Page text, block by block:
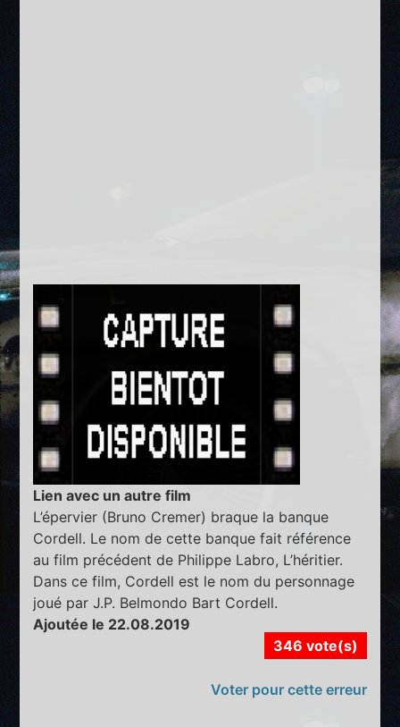
Lien avec un autre film
L’épervier (Bruno Cremer) braque la banque
Cordell. Le nom de cette banque fait référence
au film précédent de Philippe Labro, L’héritier.
Dans ce film, Cordell est le nom du personnage
joué par J.P. Belmondo Bart Cordell.
Ajoutée le 22.08.2019
346 vote(s)
Voter pour cette erreur